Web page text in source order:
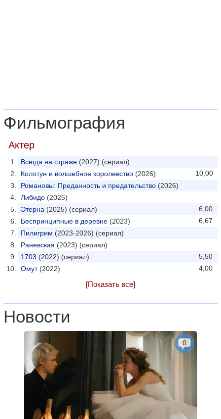
Фильмография
Актер
Всегда на страже (2027) (сериал)
10,00
Колотун и волшебное королевство (2026)
Романовы: Преданность и предательство (2026)
Либидо (2025)
6,00
Этерна (2025) (сериал)
6,67
Беспринципные в деревне (2023)
Пилигрим (2023-2026) (сериал)
Раневская (2023) (сериал)
5,50
1703 (2022) (сериал)
4,00
Омут(2022)
[Показать все]
Новости
0